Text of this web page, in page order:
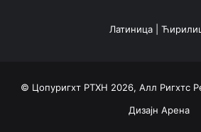
Латиница
© Цопyригхт РТХН 2026, Алл Ригхтс
Дизајн Арена